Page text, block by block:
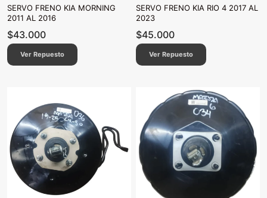
SERVO FRENO KIA MORNING
2011 AL 2016
$43.000
Ver Repuesto
SERVO FRENO KIA RIO 4 2017 AL
2023
$45.000
Ver Repuesto